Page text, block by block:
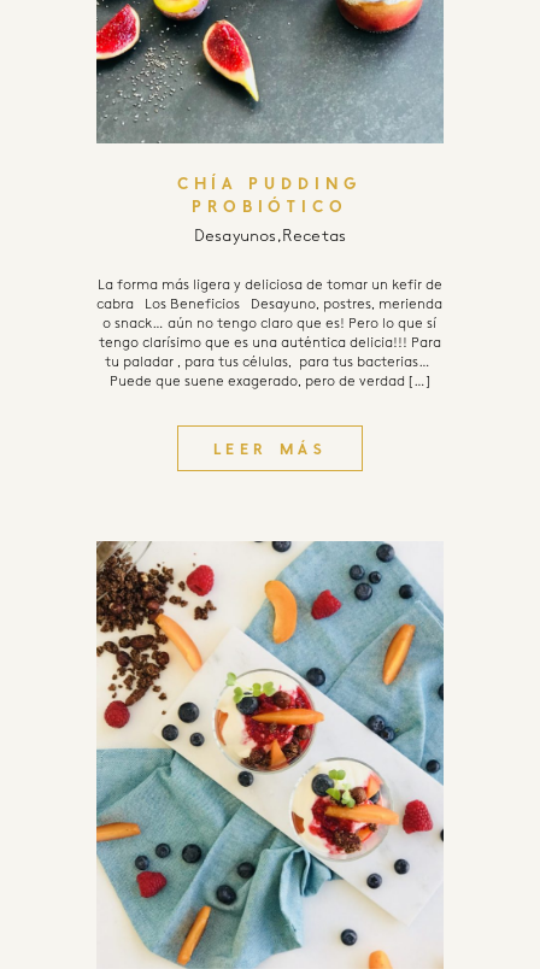
CHÍA PUDDING
PROBIÓTICO
Desayunos,Recetas
La forma más ligera y deliciosa de tomar un kefir de
cabra Los Beneficios Desayuno, postres, merienda
o snack… aún no tengo claro que es! Pero lo que sí
tengo clarísimo que es una auténtica delicia!!! Para
tu paladar , para tus células, para tus bacterias…
Puede que suene exagerado, pero de verdad […]
LEER MÁS